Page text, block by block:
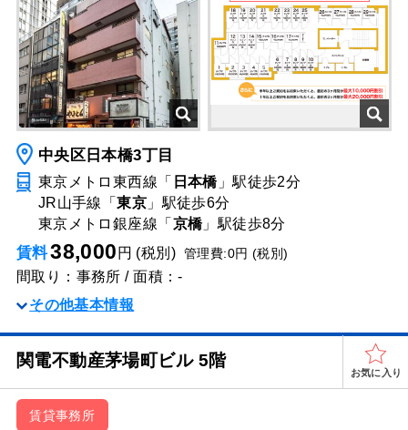
中央区日本橋3丁目
東京メトロ東西線「 日本橋」駅徒歩2分
JR山手線「東京 」駅徒歩6分
東京メトロ銀座線「 京橋」駅徒歩8分
賃料38,000 円 (税別) 管理費:0円 (税別)
間取り：事務所 / 面積：-
その他基本情報
関電不動産茅場町ビル 5階
お気に入り
賃貸事務所